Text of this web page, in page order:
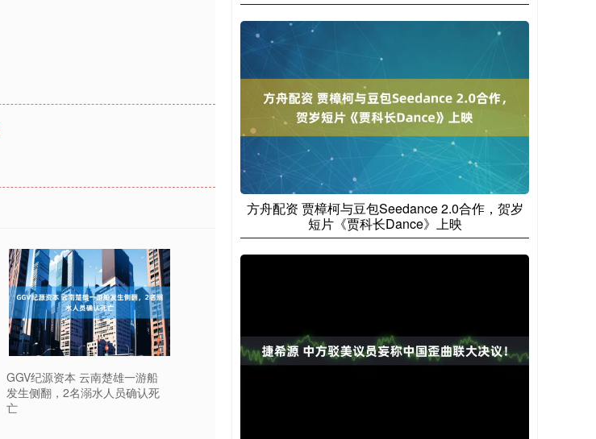
GGV纪源资本 云南楚雄一游船
发生侧翻，2名溺水人员确认死
亡
方舟配资 贾樟柯与豆包Seedance 2.0合作，贺岁
短片《贾科长Dance》上映